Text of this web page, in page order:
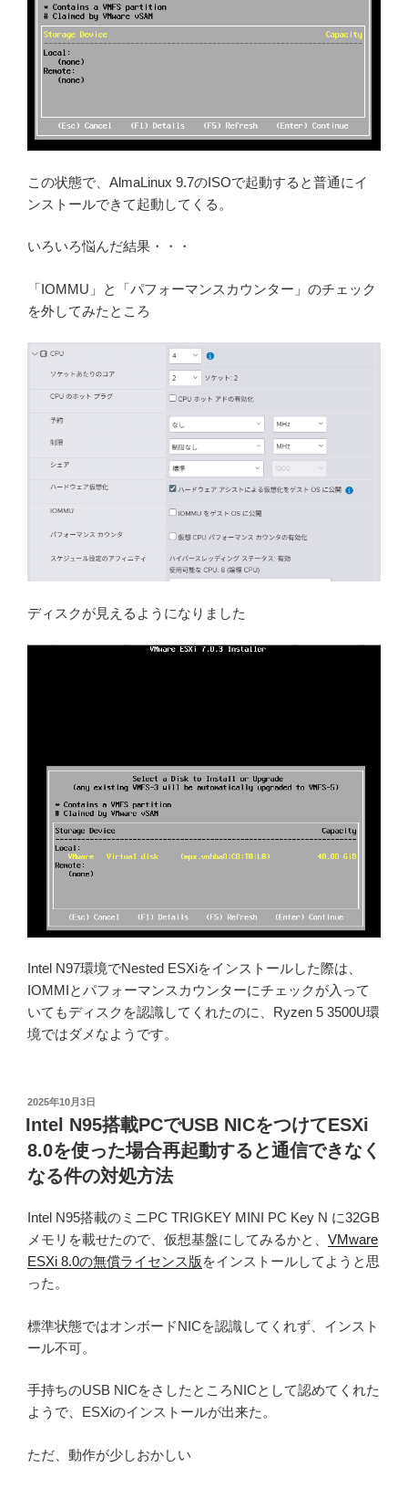
この状態で、AlmaLinux 9.7のISOで起動すると普通にイ
ンストールできて起動してくる。
いろいろ悩んだ結果・・・
「IOMMU」と「パフォーマンスカウンター」のチェック
を外してみたところ
ディスクが見えるようになりました
Intel N97環境でNested ESXiをインストールした際は、
IOMMIとパフォーマンスカウンターにチェックが入って
いてもディスクを認識してくれたのに、Ryzen 5 3500U環
境ではダメなようです。
投
稿
日:
2025年10月3日
Intel N95搭載PCでUSB NICをつけてESXi
8.0を使った場合再起動すると通信できなく
なる件の対処方法
Intel N95搭載のミニPC TRIGKEY MINI PC Key N に32GB
メモリを載せたので、仮想基盤にしてみるかと、 VMware
ESXi 8.0の無償ライセンス版をインストールしてようと思
った。
標準状態ではオンボードNICを認識してくれず、インスト
ール不可。
手持ちのUSB NICをさしたところNICとして認めてくれた
ようで、ESXiのインストールが出来た。
ただ、動作が少しおかしい